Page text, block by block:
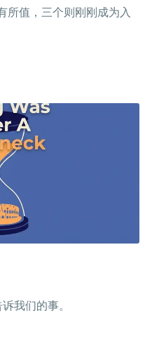
所值，三个则刚刚成为入
我们的事。